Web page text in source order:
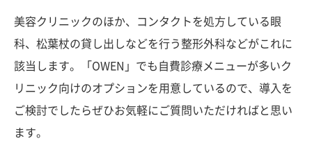
美容クリニックのほか、コンタクトを処方している眼
科、松葉杖の貸し出しなどを行う整形外科などがこれに
該当します。「OWEN」でも自費診療メニューが多いク
リニック向けのオプションを用意しているので、導入を
ご検討でしたらぜひお気軽にご質問いただければと思い
ます。